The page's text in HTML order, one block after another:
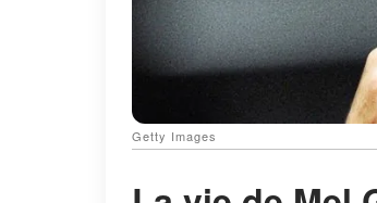
Getty Images